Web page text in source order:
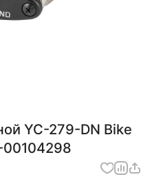
YC-279-DN Bike